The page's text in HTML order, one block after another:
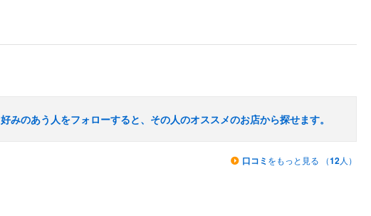
好みのあう人をフォローすると、その人のオススメのお店から探せます。
口コミ をもっと見る （12人）